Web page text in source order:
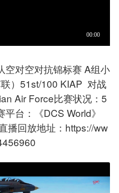
空对空对抗锦标赛 A组小
）51st/100 KIAP 对战
Air Force比赛状况：5
台：《DCS World》
播回放地址：https://ww